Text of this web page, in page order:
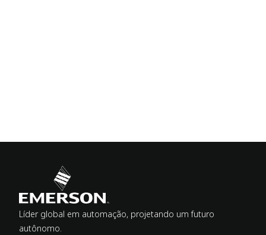
Líder global em automação, projetando um futuro
autônomo.